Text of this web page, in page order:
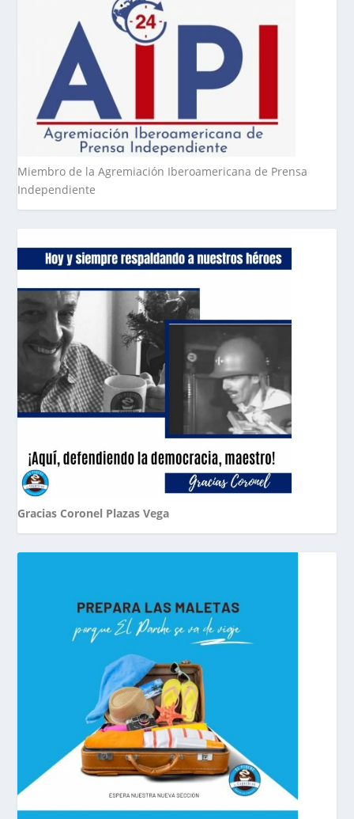
Miembro de la Agremiación Iberoamericana de Prensa
Independiente
Gracias Coronel Plazas Vega